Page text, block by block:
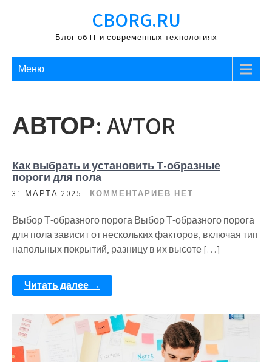
содержимому
CBORG.RU
Блог об IT и современных технологиях
Меню
АВТОР: AVTOR
Как выбрать и установить Т-образные
пороги для пола
31 МАРТА 2025 КОММЕНТАРИЕВ НЕТ
Выбор Т-образного порога Выбор Т-образного порога
для пола зависит от нескольких факторов‚ включая тип
напольных покрытий‚ разницу в их высоте […]
Читать далее →